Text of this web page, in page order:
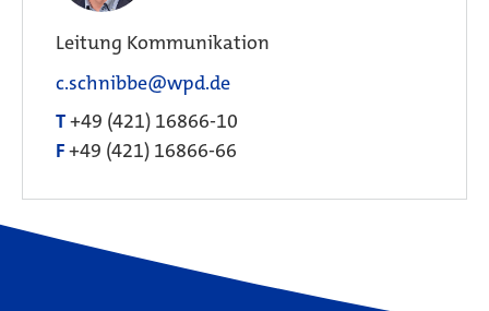
Leitung Kommunikation
c.schnibbe@wpd.de
T+49 (421) 16866-10
F+49 (421) 16866-66